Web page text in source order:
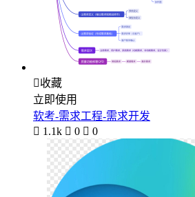
收藏
立即使用
软考-需求工程-需求开发
 1.1k  0  0